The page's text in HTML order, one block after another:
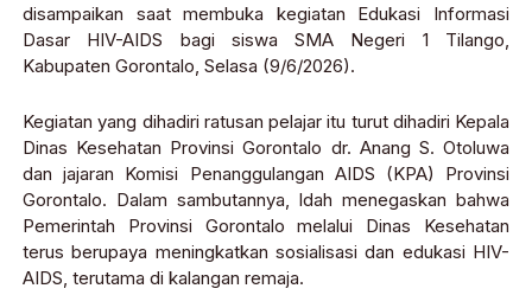
disampaikan saat membuka kegiatan Edukasi Informasi
Dasar HIV-AIDS bagi siswa SMA Negeri 1 Tilango,
Kabupaten Gorontalo, Selasa (9/6/2026).
Kegiatan yang dihadiri ratusan pelajar itu turut dihadiri Kepala
Dinas Kesehatan Provinsi Gorontalo dr. Anang S. Otoluwa
dan jajaran Komisi Penanggulangan AIDS (KPA) Provinsi
Gorontalo. Dalam sambutannya, Idah menegaskan bahwa
Pemerintah Provinsi Gorontalo melalui Dinas Kesehatan
terus berupaya meningkatkan sosialisasi dan edukasi HIV-
AIDS, terutama di kalangan remaja.